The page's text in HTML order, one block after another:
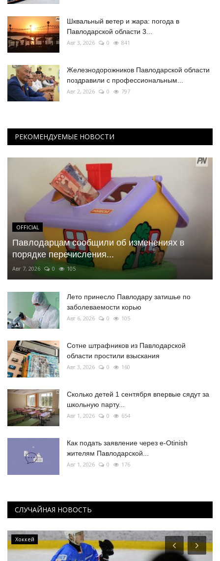
Шквальный ветер и жара: погода в
Павлодарской области 3...
Авг 3, 2026 0 841
Железнодорожников Павлодарской области
поздравили с профессиональным...
Авг 2, 2026 0 797
РЕКОМЕНДУЕМЫЕ НОВОСТИ
OFFICIAL
Павлодарцам сообщили об изменениях в
порядке перечисления...
Авг 7, 2026 0 105
Лето принесло Павлодару затишье по
заболеваемости корью
Авг 6, 2026 0 105
Сотне штрафников из Павлодарской
области простили взыскания
Авг 3, 2026 0 160
Сколько детей 1 сентября впервые сядут за
школьную парту...
Авг 1, 2026 0 654
Как подать заявление через e-Otinish
жителям Павлодарской...
Авг 1, 2026 0 176
СЛУЧАЙНАЯ НОВОСТЬ
Хоккей